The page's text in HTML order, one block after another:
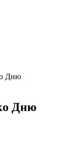
Дню
Дню